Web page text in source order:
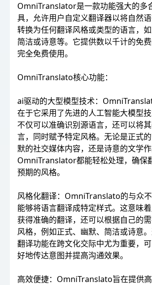
OmniTranslator是一款功能强大的多
具，允许用户自定义翻译器以将自然
转换为任何翻译风格或类型的语言，如
简洁或诗意等。它提供数以千计的免
完全免费使用。
OmniTranslato核心功能：
ai驱动的大型模型技术：
在于它采用了先进的人工智能大模型
不仅可以准确识别源语言，还可以将
言，同时赋予特定风格。无论是正式
默的社交媒体内容，还是诗意的文学作
OmniTranslator都能轻松处理，确保
预期的风格。
风格化翻译：OmniTranslato的与众
能够将语言翻译成特定样式。这意味
获得准确的翻译，还可以根据自己的
风格，例如正式、幽默、简洁或诗意
翻译功能在跨文化交际中尤为重要，
好地传达意图并提高沟通效果。
高效便捷：OmniTranslato旨在提供